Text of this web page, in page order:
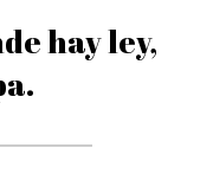
hay ley,